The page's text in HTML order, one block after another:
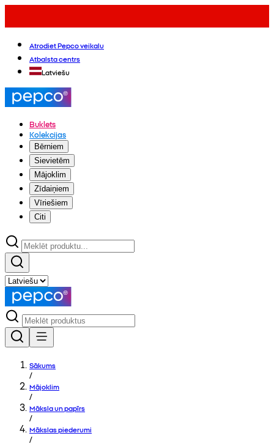
Atrodiet Pepco veikalu
Atbalsta centrs
Latviešu
Buklets
Kolekcijas
Bērniem
Sievietēm
Mājoklim
Zīdaiņiem
Vīriešiem
Citi
Sākums
/
Mājoklim
/
Māksla un papīrs
/
Mākslas piederumi
/